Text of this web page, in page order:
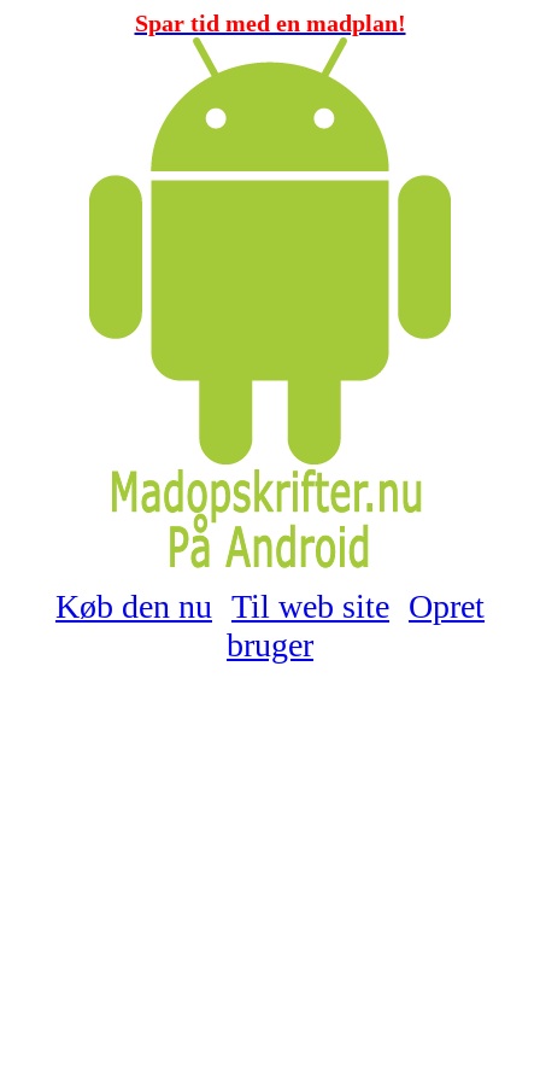
Spar tid med en madplan!
Køb den nu Til web site Opret
bruger